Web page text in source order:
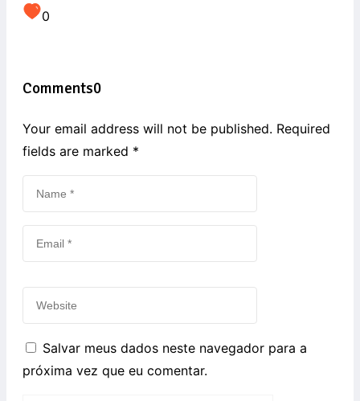
0
Comments0
Your email address will not be published. Required
fields are marked *
Salvar meus dados neste navegador para a
próxima vez que eu comentar.